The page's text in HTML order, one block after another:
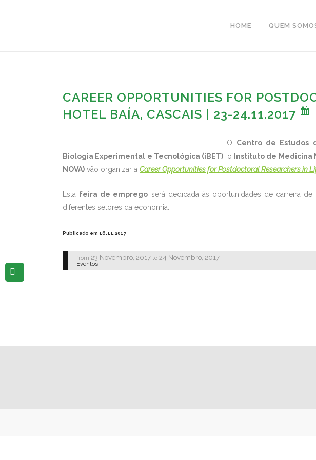
HOME QUEM
CAREER OPPORTUNITIES FOR
HOTEL BAÍA, CASCAIS | 23-24.11.2017
O Centro de Estudos
Biologia Experimental e Tecnológica (iBET) , o Instituto de Medicina
NOVA) vão organizar a Career Opportunities for Postdoctoral Researchers in
Esta feira de emprego será dedicada às oportunidades de carreira de
diferentes setores da economia.
Publicado em 16.11.2017
from 23 Novembro, 2017 to 24 Novembro, 2017
Eventos